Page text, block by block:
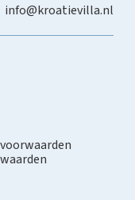
info@kroatievilla.nl